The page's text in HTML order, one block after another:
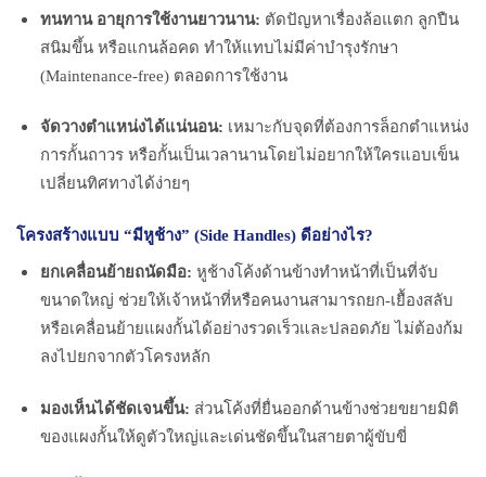
ทนทาน อายุการใช้งานยาวนาน: ตัดปัญหาเรื่องล้อแตก ลูกปืน
สนิมขึ้น หรือแกนล้อคด ทำให้แทบไม่มีค่าบำรุงรักษา
(Maintenance-free) ตลอดการใช้งาน
จัดวางตำแหน่งได้แน่นอน: เหมาะกับจุดที่ต้องการล็อกตำแหน่ง
การกั้นถาวร หรือกั้นเป็นเวลานานโดยไม่อยากให้ใครแอบเข็น
เปลี่ยนทิศทางได้ง่ายๆ
โครงสร้างแบบ “มีหูช้าง” (Side Handles) ดีอย่างไร?
ยกเคลื่อนย้ายถนัดมือ: หูช้างโค้งด้านข้างทำหน้าที่เป็นที่จับ
ขนาดใหญ่ ช่วยให้เจ้าหน้าที่หรือคนงานสามารถยก-เยื้องสลับ
หรือเคลื่อนย้ายแผงกั้นได้อย่างรวดเร็วและปลอดภัย ไม่ต้องก้ม
ลงไปยกจากตัวโครงหลัก
มองเห็นได้ชัดเจนขึ้น: ส่วนโค้งที่ยื่นออกด้านข้างช่วยขยายมิติ
ของแผงกั้นให้ดูตัวใหญ่และเด่นชัดขึ้นในสายตาผู้ขับขี่